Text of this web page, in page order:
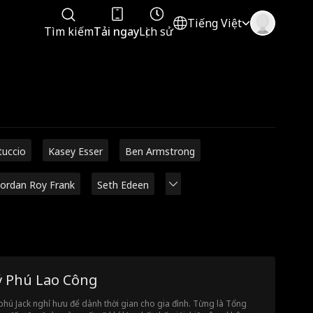
Tìm kiếmTải ngayLịch sử
Tiếng Việt
Kasey Esser Ben Armstrong
Roy Frank Seth Edeen
Phú Lao Công
Jack nghỉ hưu để dành thời gian cho gia đình. Từng là Tổng